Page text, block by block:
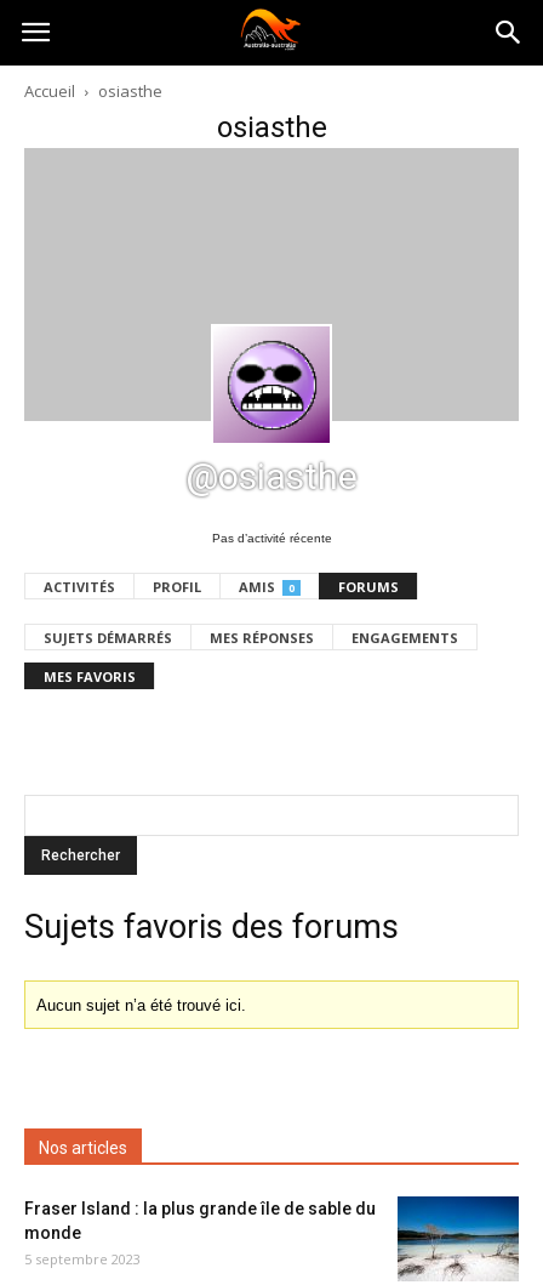
Australia-
australie.com
Accueil osiasthe
osiasthe
@osiasthe
Pas d’activité récente
ACTIVITÉS PROFIL AMIS 0 FORUMS
SUJETS DÉMARRÉS MES RÉPONSES ENGAGEMENTS
MES FAVORIS
Sujets favoris des forums
Aucun sujet n’a été trouvé ici.
Nos articles
Fraser Island : la plus grande île de sable du
monde
5 septembre 2023